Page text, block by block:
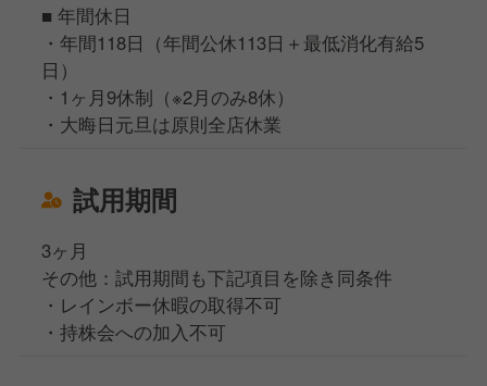
■ 年間休日
・年間118日（年間公休113日＋最低消化有給5
日）
・1ヶ月9休制（※2月のみ8休）
・大晦日元旦は原則全店休業
試用期間
3ヶ月
その他：試用期間も下記項目を除き同条件
・レインボー休暇の取得不可
・持株会への加入不可